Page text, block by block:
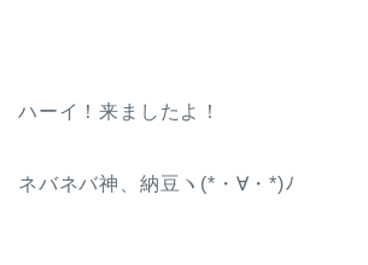
ハーイ！来ましたよ！
ネバネバ神、納豆ヽ(*・∀・*)ﾉ